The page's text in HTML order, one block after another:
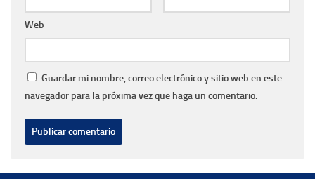
Web
Guardar mi nombre, correo electrónico y sitio web en este
navegador para la próxima vez que haga un comentario.